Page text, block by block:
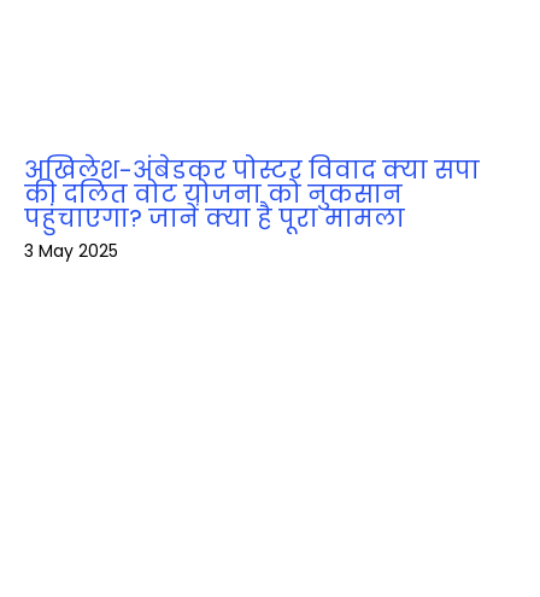
अखिलेश-अंबेडकर पोस्टर विवाद क्या सपा
की दलित वोट योजना को नुकसान
पहुंचाएगा? जानें क्या है पूरा मामला
3 May 2025